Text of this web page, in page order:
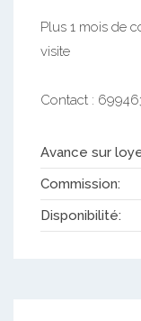
Plus 1 mois de
visite
Contact :
Avance sur
Commission:
Disponibilité: